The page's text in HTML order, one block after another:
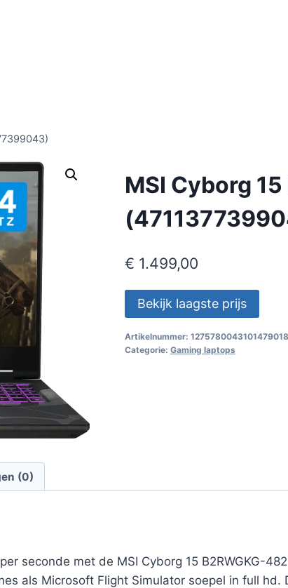
MSI Cyborg
€ 1.499,00
Bekijk laagste prijs
Artikelnummer: 1275780043101479018
Categorie: Gaming laptops
(0)
seconde met de MSI Cyborg 15 B2RWGKG-
als Microsoft Flight Simulator soepel in full